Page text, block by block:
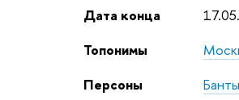
Дата конца
Топонимы
Персоны